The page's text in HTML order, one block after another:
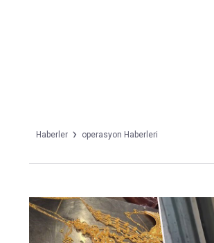
Haberler operasyon Haberleri